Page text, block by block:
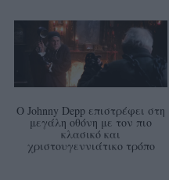
Ο Johnny Depp επιστρέφει στη
μεγάλη οθόνη με τον πιο
κλασικό και
χριστουγεννιάτικο τρόπο